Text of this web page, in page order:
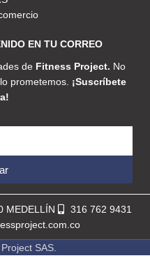
EN TU CORREO
de Fitness Project. No
prometemos. ¡Suscríbete
MEDELLÍN
316 762 9431
SAS.